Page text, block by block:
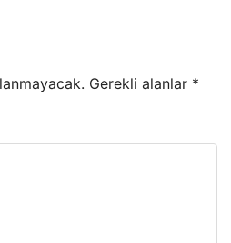
Gerekli alanlar *